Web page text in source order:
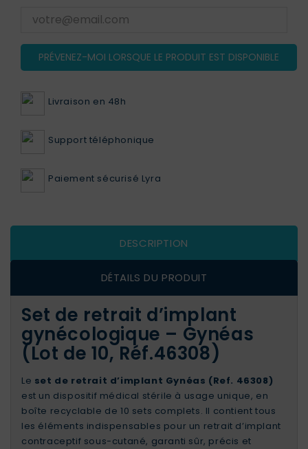
PRÉVENEZ-MOI LORSQUE LE PRODUIT EST DISPONIBLE
Livraison en 48h
Support téléphonique
Paiement sécurisé Lyra
DESCRIPTION
DÉTAILS DU PRODUIT
Set de retrait d’implant
gynécologique – Gynéas
(Lot de 10, Réf.46308)
Le set de retrait d’implant Gynéas (Ref. 46308)
est un dispositif médical stérile à usage unique, en
boîte recyclable de 10 sets complets. Il contient tous
les éléments indispensables pour un retrait d’implant
contraceptif sous-cutané, garanti sûr, précis et